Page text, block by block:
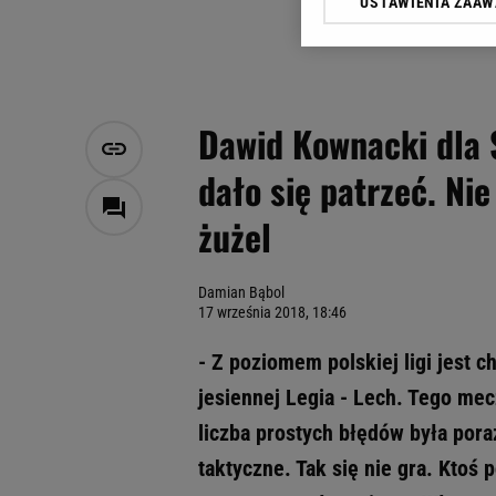
Dawid Kownacki
dało się patrzeć.
żużel
Damian Bąbol
17 września 2018, 18:46
- Z poziomem polskiej ligi jest
jesiennej Legia - Lech. Tego
liczba prostych błędów była
taktyczne. Tak się nie gra. Ktoś
Klikając „Akceptuję”
Zaufanych Partnerów i
My, nasi Zaufani
Użycie dokładnych
Przechowywanie